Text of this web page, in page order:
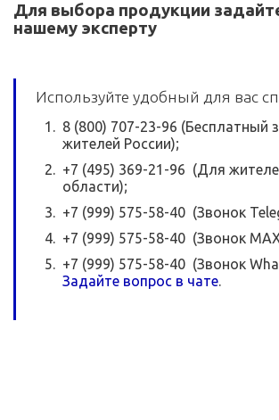
Для выбора продукции
нашему эксперту
Используйте удобный для вас
8 (800) 707-23-96 (Бесплатный
жителей России);
+7 (495) 369-21-96 (Для
области);
+7 (999) 575-58-40 (Звонок
+7 (999) 575-58-40 (Звонок
+7 (999) 575-58-40 (Звонок
Задайте вопрос в чате.